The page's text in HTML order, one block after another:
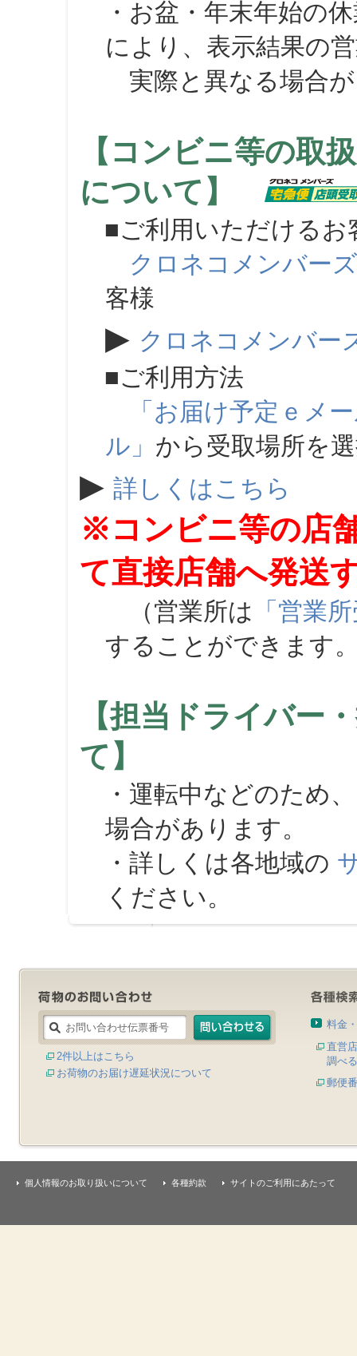
・お盆・年末年始の
により、表示結果の
実際と異なる場合が
【コンビニ等の取
について】
■ご利用いただけるお
クロネコメンバーズ
客様
▶ クロネコメンバー
■ご利用方法
「お届け予定ｅメ
ル」 から受取場所を
▶ 詳しくはこちら
※コンビニ等の店
て直接店舗へ発送
（営業所は 「営業
することができます
【担当ドライバー
て】
・運転中などのため
場合があります。
・詳しくは各地域の
ください。
2件以上はこちら
お荷物のお届け遅延状況について
料金
直営
調べる
郵便
個人情報のお取り扱いについて 各種約款 サイトのご利用にあたって